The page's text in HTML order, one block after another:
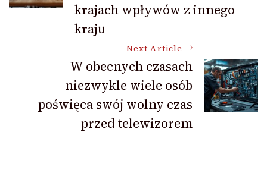
krajach wpływów z innego
kraju
Next Article
W obecnych czasach
niezwykle wiele osób
poświęca swój wolny czas
przed telewizorem